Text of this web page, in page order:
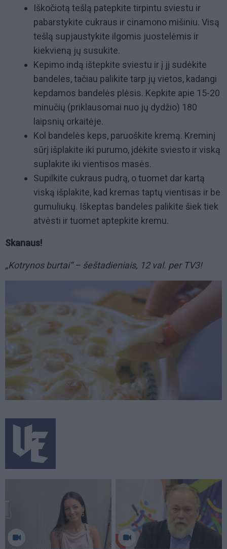
Iškočiotą tešlą patepkite tirpintu sviestu ir
pabarstykite cukraus ir cinamono mišiniu. Visą
tešlą supjaustykite ilgomis juostelėmis ir
kiekvieną jų susukite.
Kepimo indą ištepkite sviestu ir į jį sudėkite
bandeles, tačiau palikite tarp jų vietos, kadangi
kepdamos bandelės plėsis. Kepkite apie 15-20
minučių (priklausomai nuo jų dydžio) 180
laipsnių orkaitėje.
Kol bandelės keps, paruoškite kremą. Kreminį
sūrį išplakite iki purumo, įdėkite sviesto ir viską
suplakite iki vientisos masės.
Supilkite cukraus pudrą, o tuomet dar kartą
viską išplakite, kad kremas taptų vientisas ir be
gumuliukų. Iškeptas bandeles palikite šiek tiek
atvėsti ir tuomet aptepkite kremu.
Skanaus!
„Kotrynos burtai“ – šeštadieniais, 12 val. per TV3!